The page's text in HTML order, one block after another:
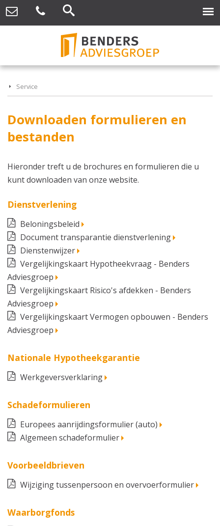
Service
Downloaden formulieren en
bestanden
Hieronder treft u de brochures en formulieren die u
kunt downloaden van onze website.
Dienstverlening
Beloningsbeleid
Document transparantie dienstverlening
Dienstenwijzer
Vergelijkingskaart Hypotheekvraag - Benders
Adviesgroep
Vergelijkingskaart Risico's afdekken - Benders
Adviesgroep
Vergelijkingskaart Vermogen opbouwen - Benders
Adviesgroep
Nationale Hypotheekgarantie
Werkgeversverklaring
Schadeformulieren
Europees aanrijdingsformulier (auto)
Algemeen schadeformulier
Voorbeeldbrieven
Wijziging tussenpersoon en overvoerformulier
Waarborgfonds